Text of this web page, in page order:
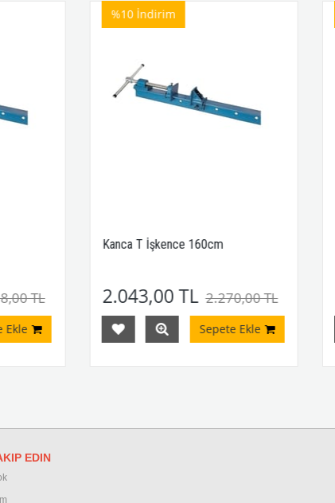
TL
Ekle
Kanca T İşkence 160cm
2.043,00 TL 2.270,00 TL
Sepete Ekle
%10 İndirim
EDIN